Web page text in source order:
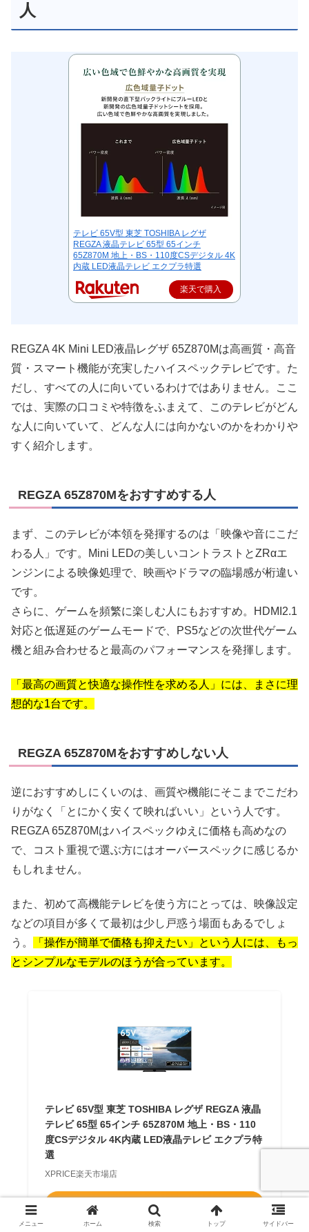
人
テレビ 65V型 東芝 TOSHIBA レグザ
REGZA 液晶テレビ 65型 65インチ
65Z870M 地上・BS・110度CSデジタル 4K
内蔵 LED液晶テレビ エクプラ特選
楽天で購入
REGZA 4K Mini LED液晶レグザ 65Z870Mは高画質・高音
質・スマート機能が充実したハイスペックテレビです。た
だし、すべての人に向いているわけではありません。ここ
では、実際の口コミや特徴をふまえて、このテレビがどん
な人に向いていて、どんな人には向かないのかをわかりや
すく紹介します。
REGZA 65Z870Mをおすすめする人
まず、このテレビが本領を発揮するのは「映像や音にこだ
わる人」です。Mini LEDの美しいコントラストとZRαエ
ンジンによる映像処理で、映画やドラマの臨場感が桁違い
です。
さらに、ゲームを頻繁に楽しむ人にもおすすめ。HDMI2.1
対応と低遅延のゲームモードで、PS5などの次世代ゲーム
機と組み合わせると最高のパフォーマンスを発揮します。
「最高の画質と快適な操作性を求める人」には、まさに理
想的な1台です。
REGZA 65Z870Mをおすすめしない人
逆におすすめしにくいのは、画質や機能にそこまでこだわ
りがなく「とにかく安くて映ればいい」という人です。
REGZA 65Z870Mはハイスペックゆえに価格も高めなの
で、コスト重視で選ぶ方にはオーバースペックに感じるか
もしれません。
また、初めて高機能テレビを使う方にとっては、映像設定
などの項目が多くて最初は少し戸惑う場面もあるでしょ
う。
「操作が簡単で価格も抑えたい」という人には、もっ
とシンプルなモデルのほうが合っています。
テレビ 65V型 東芝 TOSHIBA レグザ REGZA 液晶
テレビ 65型 65インチ 65Z870M 地上・BS・110
度CSデジタル 4K内蔵 LED液晶テレビ エクプラ特
選
XPRICE楽天市場店
Amazon
メニュー ホーム 検索 トップ サイドバー